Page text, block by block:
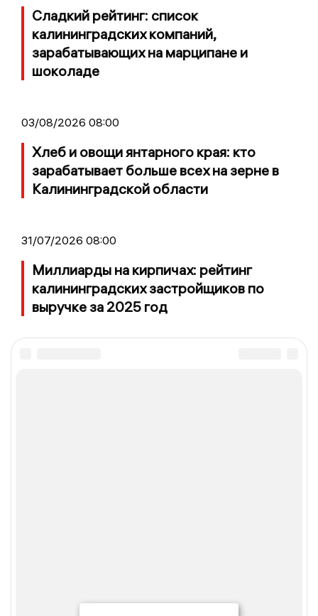
Сладкий рейтинг: список
калининградских компаний,
зарабатывающих на марципане и
шоколаде
03/08/2026 08:00
Хлеб и овощи янтарного края: кто
зарабатывает больше всех на зерне в
Калининградской области
31/07/2026 08:00
Миллиарды на кирпичах: рейтинг
калининградских застройщиков по
выручке за 2025 год